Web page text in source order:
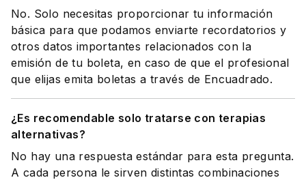
No. Solo necesitas proporcionar tu información
básica para que podamos enviarte recordatorios y
otros datos importantes relacionados con la
emisión de tu boleta, en caso de que el profesional
que elijas emita boletas a través de Encuadrado.
¿Es recomendable solo tratarse con terapias
alternativas?
No hay una respuesta estándar para esta pregunta.
A cada persona le sirven distintas combinaciones